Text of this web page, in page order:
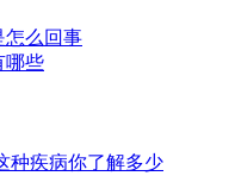
怎么回事
哪些
种疾病你了解多少